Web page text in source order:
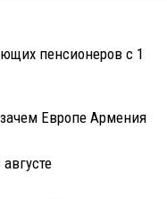
пенсионеров с 1
Европе Армения